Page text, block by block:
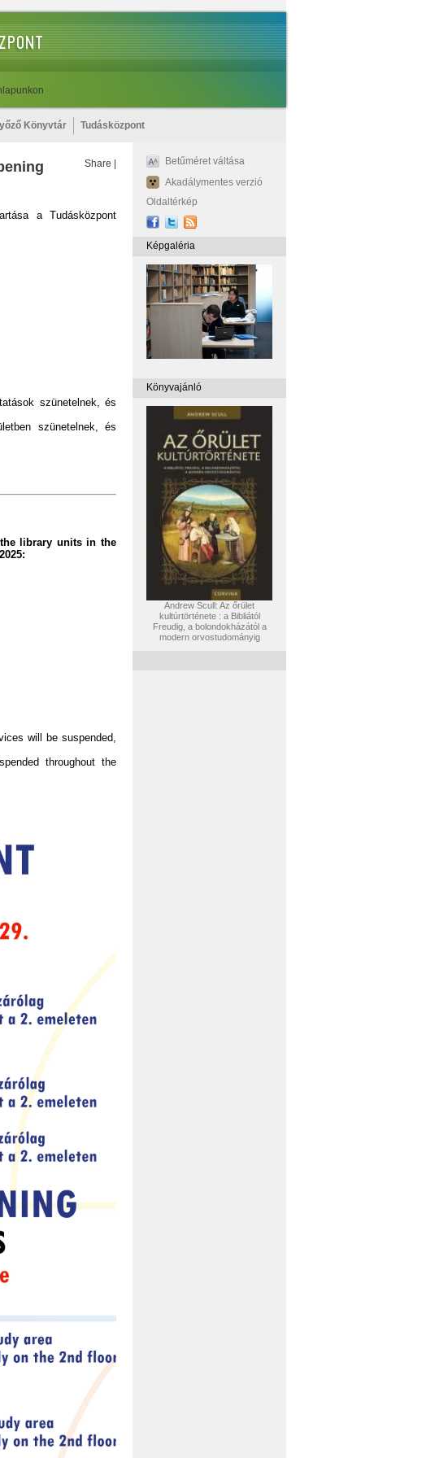
Könyvtár Tudásközpont
Share
a Tudásközpont
szünetelnek, és
szünetelnek, és
library units in the
will be suspended,
throughout the
Betűméret váltása
Akadálymentes verzió
Oldaltérkép
Képgaléria
Könyvajánló
Andrew Scull: Az őrület
kultúrtörténete : a Bibliától
Freudig, a bolondokházától a
modern orvostudományig